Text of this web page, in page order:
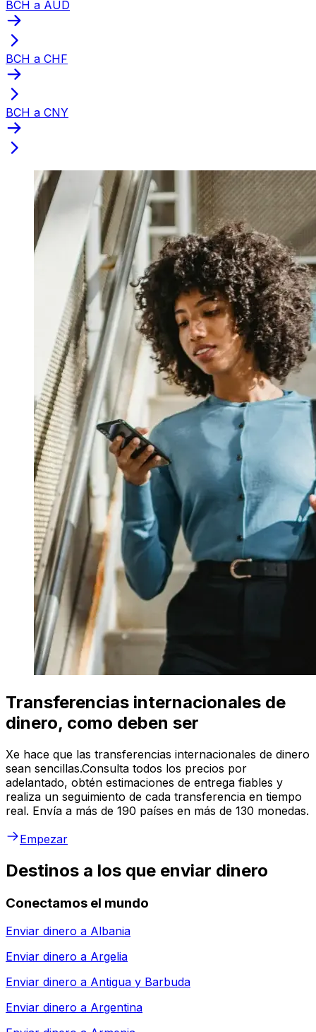
BCH a AUD
BCH a CHF
BCH a CNY
Transferencias internacionales de
dinero, como deben ser
Xe hace que las transferencias internacionales de dinero
sean sencillas.Consulta todos los precios por
adelantado, obtén estimaciones de entrega fiables y
realiza un seguimiento de cada transferencia en tiempo
real. Envía a más de 190 países en más de 130 monedas.
Empezar
Destinos a los que enviar dinero
Conectamos el mundo
Enviar dinero a Albania
Enviar dinero a Argelia
Enviar dinero a Antigua y Barbuda
Enviar dinero a Argentina